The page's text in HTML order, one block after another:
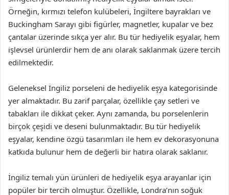
Örneğin, kırmızı telefon kulübeleri, İngiltere bayrakları ve
Buckingham Sarayı gibi figürler, magnetler, kupalar ve bez
çantalar üzerinde sıkça yer alır. Bu tür hediyelik eşyalar, hem
işlevsel ürünlerdir hem de anı olarak saklanmak üzere tercih
edilmektedir.
Geleneksel İngiliz porseleni de hediyelik eşya kategorisinde
yer almaktadır. Bu zarif parçalar, özellikle çay setleri ve
tabakları ile dikkat çeker. Aynı zamanda, bu porselenlerin
birçok çeşidi ve deseni bulunmaktadır. Bu tür hediyelik
eşyalar, kendine özgü tasarımları ile hem ev dekorasyonuna
katkıda bulunur hem de değerli bir hatıra olarak saklanır.
İngiliz temalı yün ürünleri de hediyelik eşya arayanlar için
popüler bir tercih olmuştur. Özellikle, Londra’nın soğuk